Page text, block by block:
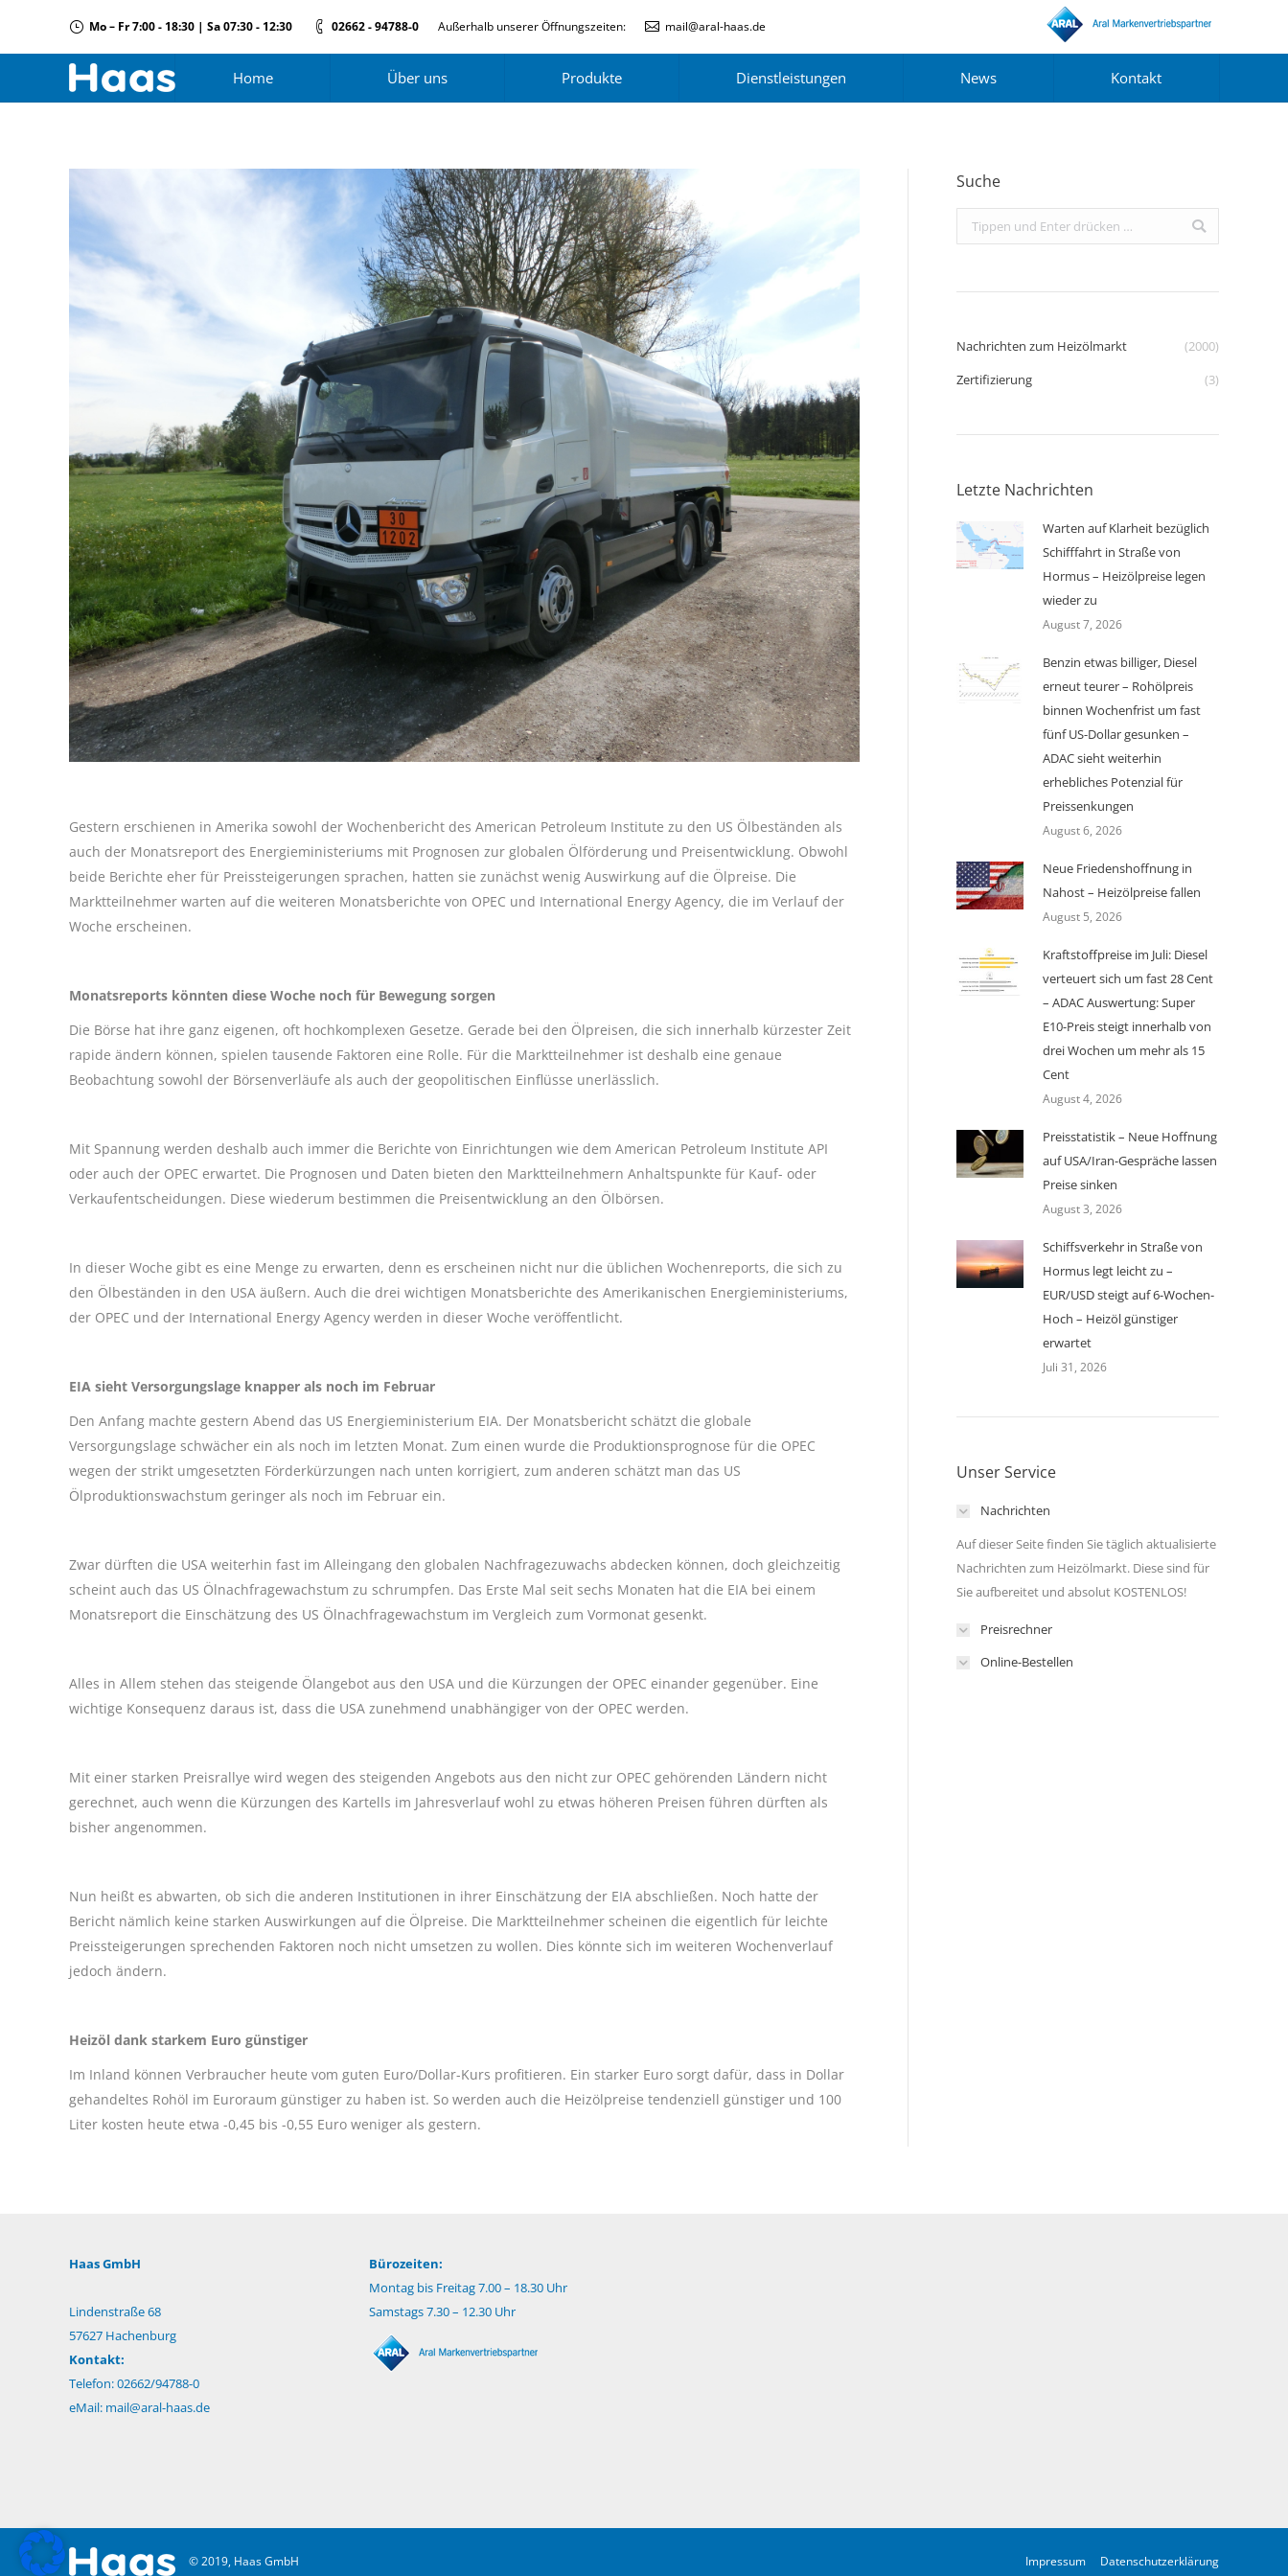
Mo – Fr 7:00 - 18:30 | Sa 07:30 - 12:30 02662 - 94788-0 Außerhalb unserer Öffnungszeiten: mail@aral-haas.de
Home Über uns Produkte Dienstleistungen News Kontakt
Gestern erschienen in Amerika sowohl der Wochenbericht des American Petroleum Institute zu den US Ölbeständen als
auch der Monatsreport des Energieministeriums mit Prognosen zur globalen Ölförderung und Preisentwicklung. Obwohl
beide Berichte eher für Preissteigerungen sprachen, hatten sie zunächst wenig Auswirkung auf die Ölpreise. Die
Marktteilnehmer warten auf die weiteren Monatsberichte von OPEC und International Energy Agency, die im Verlauf der
Woche erscheinen.
Monatsreports könnten diese Woche noch für Bewegung sorgen
Die Börse hat ihre ganz eigenen, oft hochkomplexen Gesetze. Gerade bei den Ölpreisen, die sich innerhalb kürzester Zeit
rapide ändern können, spielen tausende Faktoren eine Rolle. Für die Marktteilnehmer ist deshalb eine genaue
Beobachtung sowohl der Börsenverläufe als auch der geopolitischen Einflüsse unerlässlich.
Mit Spannung werden deshalb auch immer die Berichte von Einrichtungen wie dem American Petroleum Institute API
oder auch der OPEC erwartet. Die Prognosen und Daten bieten den Marktteilnehmern Anhaltspunkte für Kauf- oder
Verkaufentscheidungen. Diese wiederum bestimmen die Preisentwicklung an den Ölbörsen.
In dieser Woche gibt es eine Menge zu erwarten, denn es erscheinen nicht nur die üblichen Wochenreports, die sich zu
den Ölbeständen in den USA äußern. Auch die drei wichtigen Monatsberichte des Amerikanischen Energieministeriums,
der OPEC und der International Energy Agency werden in dieser Woche veröffentlicht.
EIA sieht Versorgungslage knapper als noch im Februar
Den Anfang machte gestern Abend das US Energieministerium EIA. Der Monatsbericht schätzt die globale
Versorgungslage schwächer ein als noch im letzten Monat. Zum einen wurde die Produktionsprognose für die OPEC
wegen der strikt umgesetzten Förderkürzungen nach unten korrigiert, zum anderen schätzt man das US
Ölproduktionswachstum geringer als noch im Februar ein.
Zwar dürften die USA weiterhin fast im Alleingang den globalen Nachfragezuwachs abdecken können, doch gleichzeitig
scheint auch das US Ölnachfragewachstum zu schrumpfen. Das Erste Mal seit sechs Monaten hat die EIA bei einem
Monatsreport die Einschätzung des US Ölnachfragewachstum im Vergleich zum Vormonat gesenkt.
Alles in Allem stehen das steigende Ölangebot aus den USA und die Kürzungen der OPEC einander gegenüber. Eine
wichtige Konsequenz daraus ist, dass die USA zunehmend unabhängiger von der OPEC werden.
Mit einer starken Preisrallye wird wegen des steigenden Angebots aus den nicht zur OPEC gehörenden Ländern nicht
gerechnet, auch wenn die Kürzungen des Kartells im Jahresverlauf wohl zu etwas höheren Preisen führen dürften als
bisher angenommen.
Nun heißt es abwarten, ob sich die anderen Institutionen in ihrer Einschätzung der EIA abschließen. Noch hatte der
Bericht nämlich keine starken Auswirkungen auf die Ölpreise. Die Marktteilnehmer scheinen die eigentlich für leichte
Preissteigerungen sprechenden Faktoren noch nicht umsetzen zu wollen. Dies könnte sich im weiteren Wochenverlauf
jedoch ändern.
Heizöl dank starkem Euro günstiger
Im Inland können Verbraucher heute vom guten Euro/Dollar-Kurs profitieren. Ein starker Euro sorgt dafür, dass in Dollar
gehandeltes Rohöl im Euroraum günstiger zu haben ist. So werden auch die Heizölpreise tendenziell günstiger und 100
Liter kosten heute etwa -0,45 bis -0,55 Euro weniger als gestern.
Suche
Search:
Nachrichten zum Heizölmarkt
(2000)
Zertifizierung
(3)
Letzte Nachrichten
Warten auf Klarheit bezüglich
Schifffahrt in Straße von
Hormus – Heizölpreise legen
wieder zu
August 7, 2026
Benzin etwas billiger, Diesel
erneut teurer – Rohölpreis
binnen Wochenfrist um fast
fünf US-Dollar gesunken –
ADAC sieht weiterhin
erhebliches Potenzial für
Preissenkungen
August 6, 2026
Neue Friedenshoffnung in
Nahost – Heizölpreise fallen
August 5, 2026
Kraftstoffpreise im Juli: Diesel
verteuert sich um fast 28 Cent
– ADAC Auswertung: Super
E10-Preis steigt innerhalb von
drei Wochen um mehr als 15
Cent
August 4, 2026
Preisstatistik – Neue Hoffnung
auf USA/Iran-Gespräche lassen
Preise sinken
August 3, 2026
Schiffsverkehr in Straße von
Hormus legt leicht zu –
EUR/USD steigt auf 6-Wochen-
Hoch – Heizöl günstiger
erwartet
Juli 31, 2026
Unser Service
Nachrichten
Auf dieser Seite finden Sie täglich aktualisierte
Nachrichten zum Heizölmarkt. Diese sind für
Sie aufbereitet und absolut KOSTENLOS!
Preisrechner
Online-Bestellen
Haas GmbH
Lindenstraße 68
57627 Hachenburg
Kontakt:
Telefon: 02662/94788-0
eMail: mail@aral-haas.de
Bürozeiten:
Montag bis Freitag 7.00 – 18.30 Uhr
Samstags 7.30 – 12.30 Uhr
© 2019, Haas GmbH Impressum Datenschutzerklärung